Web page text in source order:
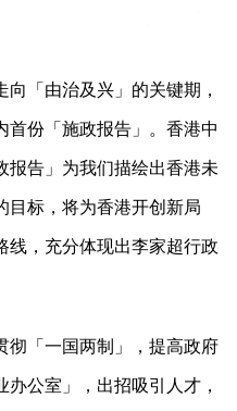
「由治及兴」的关键期，
份「施政报告」。香港中
报告」为我们描绘出香港未
目标，将为香港开创新局
线，充分体现出李家超行政
彻「一国两制」，提高政府
公室」，出招吸引人才，